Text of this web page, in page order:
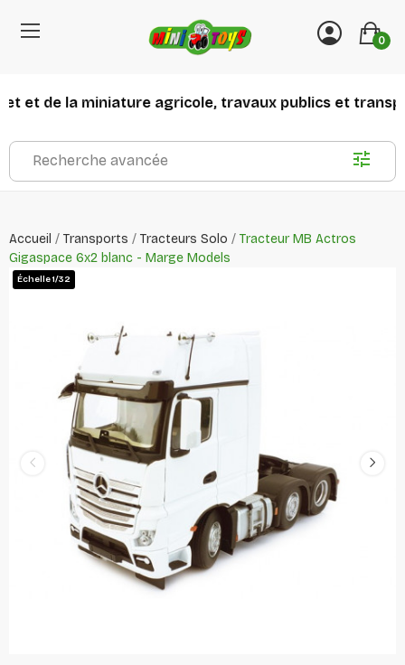
0
et de la miniature agricole, travaux publics et
Recherche avancée
Accueil Transports Tracteurs Solo
Tracteur MB Actros
Gigaspace 6x2 blanc - Marge Models
Échelle 1/32